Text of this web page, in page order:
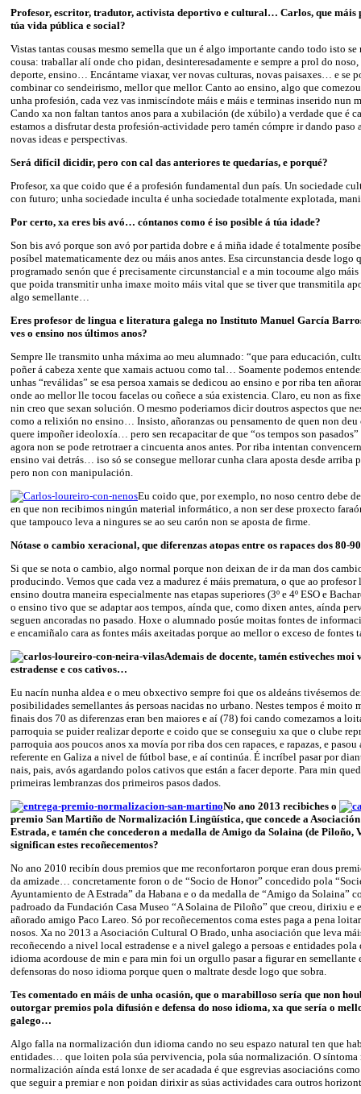
Profesor, escritor, tradutor, activista deportivo e cultural… Carlos, que máis
túa vida pública e social?
Vistas tantas cousas mesmo semella que un é algo importante cando todo isto se
cousa: traballar alí onde cho pidan, desinteresadamente e sempre a prol do
deporte, ensino… Encántame viaxar, ver novas culturas, novas paisaxes… e se
combinar co sendeirismo, mellor que mellor. Canto ao ensino, algo que
unha profesión, cada vez vas inmiscíndote máis e máis e terminas inserido nun
Cando xa non faltan tantos anos para a xubilación (de xúbilo) a verdade que é
estamos a disfrutar desta profesión-actividade pero tamén cómpre ir dando paso
novas ideas e perspectivas.
Será difícil dicidir, pero con cal das anteriores te quedarías, e porqué?
Profesor, xa que coido que é a profesión fundamental dun país. Un sociedade
con futuro; unha sociedade inculta é unha sociedade totalmente explotada,
Por certo, xa eres bis avó… cóntanos como é iso posible á túa idade?
Son bis avó porque son avó por partida dobre e á miña idade é totalmente
posíbel matematicamente dez ou máis anos antes. Esa circunstancia desde logo
programado senón que é precisamente circunstancial e a min tocoume algo
que poida transmitir unha imaxe moito máis vital que se tiver que transmitila
algo semellante…
Eres profesor de lingua e literatura galega no Instituto Manuel García
ves o ensino nos últimos anos?
Sempre lle transmito unha máxima ao meu alumnado: “que para educación,
poñer á cabeza xente que xamais actuou como tal… Soamente podemos
unhas “reválidas” se esa persoa xamais se dedicou ao ensino e por riba ten
onde ao mellor lle tocou facelas ou coñece a súa existencia. Claro, eu non as
nin creo que sexan solución. O mesmo poderiamos dicir doutros aspectos que
como a relixión no ensino… Insisto, añoranzas ou pensamento de quen non deu
quere impoñer ideoloxía… pero sen recapacitar de que “os tempos son pasados”
agora non se pode retrotraer a cincuenta anos antes. Por riba intentan
ensino vai detrás… iso só se consegue mellorar cunha clara aposta desde
pero non con manipulación.
Eu coido que, por exemplo, no noso centro debe
en que non recibimos ningún material informático, a non ser dese proxecto
que tampouco leva a ningures se ao seu carón non se aposta de firme.
Nótase o cambio xeracional, que diferenzas atopas entre os rapaces dos 80-
Si que se nota o cambio, algo normal porque non deixan de ir da man dos
producindo. Vemos que cada vez a madurez é máis prematura, o que ao
ensino doutra maneira especialmente nas etapas superiores (3º e 4º ESO e
o ensino tivo que se adaptar aos tempos, aínda que, como dixen antes, aínda
seguen ancoradas no pasado. Hoxe o alumnado posúe moitas fontes de
e encamiñalo cara as fontes máis axeitadas porque ao mellor o exceso de fontes
Ademais de docente, tamén estiveches
estradense e cos cativos…
Eu nacín nunha aldea e o meu obxectivo sempre foi que os aldeáns tivésemos
posibilidades semellantes ás persoas nacidas no urbano. Nestes tempos é moito
finais dos 70 as diferenzas eran ben maiores e aí (78) foi cando comezamos a
parroquia se puider realizar deporte e coido que se conseguiu xa que o clube
parroquia aos poucos anos xa movía por riba dos cen rapaces, e rapazas, e pasou
referente en Galiza a nivel de fútbol base, e aí continúa. É incríbel pasar por
nais, pais, avós agardando polos cativos que están a facer deporte. Para min
primeiras lembranzas dos primeiros pasos dados.
No ano 2013 recibiches o
premio San Martiño de Normalización Lingüística, que concede a
Estrada, e tamén che concederon a medalla de Amigo da Solaina (de Piloño,
significan estes recoñecementos?
No ano 2010 recibín dous premios que me reconfortaron porque eran dous
da amizade… concretamente foron o de “Socio de Honor” concedido pola
Ayuntamiento de A Estrada” da Habana e o da medalla de “Amigo da Solaina”
padroado da Fundación Casa Museo “A Solaina de Piloño” que creou, dirixiu e
añorado amigo Paco Lareo. Só por recoñecementos coma estes paga a pena
nosos. Xa no 2013 a Asociación Cultural O Brado, unha asociación que leva
recoñecendo a nivel local estradense e a nivel galego a persoas e entidades pola
idioma acordouse de min e para min foi un orgullo pasar a figurar en semellante
defensoras do noso idioma porque quen o maltrate desde logo que sobra.
Tes comentado en máis de unha ocasión, que o marabilloso sería que non
outorgar premios pola difusión e defensa do noso idioma, xa que sería o
galego…
Algo falla na normalización dun idioma cando no seu espazo natural ten que
entidades… que loiten pola súa pervivencia, pola súa normalización. O síntoma
normalización aínda está lonxe de ser acadada é que esgrevias asociacións
que seguir a premiar e non poidan dirixir as súas actividades cara outros